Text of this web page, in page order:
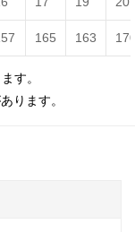
165 163
す。
ります。